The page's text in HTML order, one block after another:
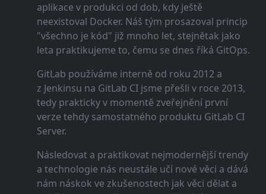
aplikace v produkci od dob, kdy ještě
neexistoval Docker. Náš tým prosazoval princip
"všechno je kód" již mnoho let, stejnětak jako
leta praktikujeme to, čemu se dnes říká GitOps.
GitLab používáme interně od roku 2012 a
z Jenkinsu na GitLab CI jsme přešli v roce 2013,
tedy prakticky v momentě zveřejnění první
verze tehdy samostatného produktu GitLab CI
Server.
Následovat a praktikovat nejmodernější trendy
a technologie nás neustále učí nové věci a dává
nám náskok ve zkušenostech jak věci dělat a